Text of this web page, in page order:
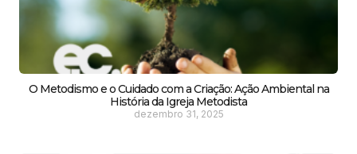
O Metodismo e o Cuidado com a Criação: Ação Ambiental na
História da Igreja Metodista
dezembro 31, 2025